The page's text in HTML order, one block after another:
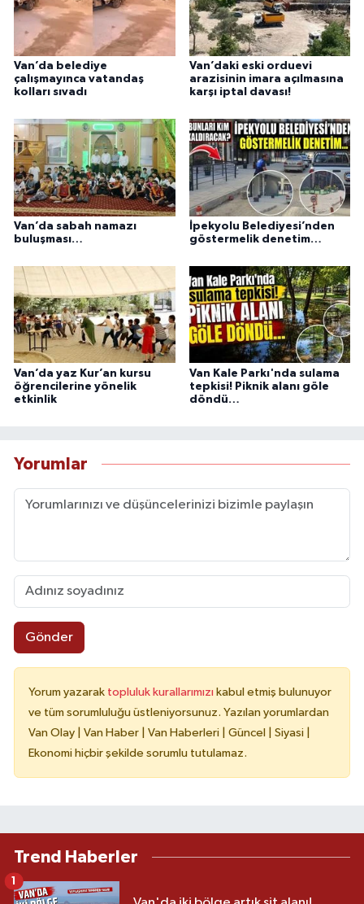
Van’da belediye
çalışmayınca vatandaş
kolları sıvadı
Van’daki eski orduevi
arazisinin imara açılmasına
karşı iptal davası!
Van’da sabah namazı
buluşması…
İpekyolu Belediyesi’nden
göstermelik denetim…
Van’da yaz Kur’an kursu
öğrencilerine yönelik
etkinlik
Van Kale Parkı'nda sulama
tepkisi! Piknik alanı göle
döndü…
Yorumlar
Gönder
Yorum yazarak topluluk kurallarımızı kabul etmiş bulunuyor
ve tüm sorumluluğu üstleniyorsunuz. Yazılan yorumlardan
Van Olay | Van Haber | Van Haberleri | Güncel | Siyasi |
Ekonomi hiçbir şekilde sorumlu tutulamaz.
Trend Haberler
1